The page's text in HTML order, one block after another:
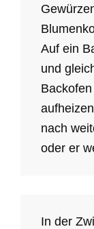
Auf ein
und
nach
oder er
In der